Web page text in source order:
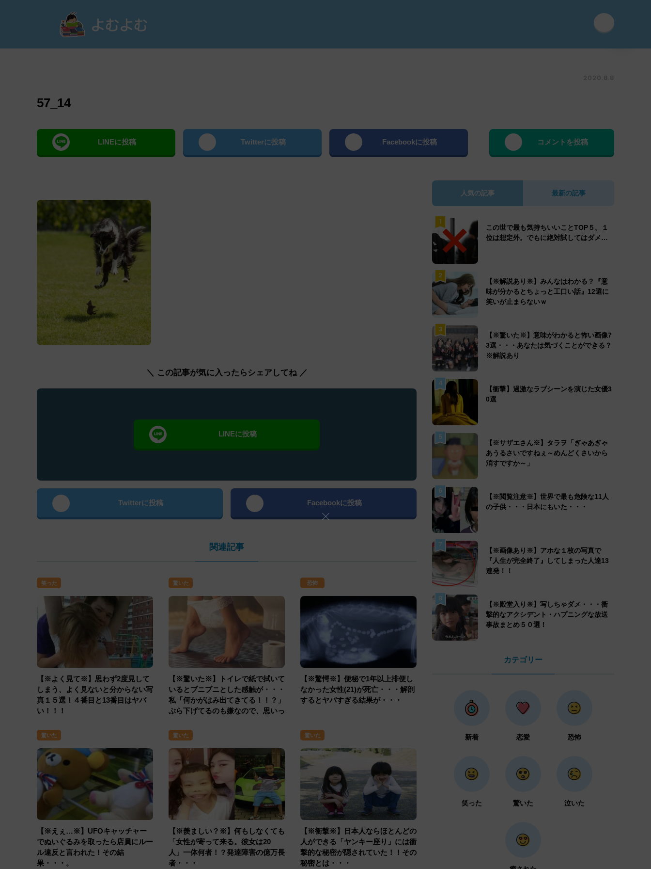
2020.8.8
57_14
LINEに投稿 Twitterに投稿 Facebookに投稿 コメントを投稿
＼ この記事が気に入ったらシェアしてね ／
LINEに投稿
Twitterに投稿 Facebookに投稿
関連記事
笑った
【※よく見て※】思わず2度見して
しまう、よく見ないと分からない写
真１５選！４番目と13番目はヤバ
い！！！
驚いた
【※驚いた※】トイレで紙で拭いて
いるとブニブニとした感触が・・・
私「何かがはみ出てきてる！！？」
ぶら下げてるのも嫌なので、思いっ
恐怖
【※驚愕※】便秘で1年以上排便し
なかった女性(21)が死亡・・・解剖
するとヤバすぎる結果が・・・
驚いた
【※えぇ…※】UFOキャッチャー
でぬいぐるみを取ったら店員にルー
ル違反と言われた！その結
果・・・。
驚いた
【※羨ましい？※】何もしなくても
「女性が寄って来る。彼女は20
人」一体何者！？発達障害の億万長
者・・・
驚いた
【※衝撃※】日本人ならほとんどの
人ができる「ヤンキー座り」には衝
撃的な秘密が隠されていた！！その
秘密とは・・・
人気の記事 最新の記事
1
この世で最も気持ちいいことTOP５。１
位は想定外。でもに絶対試してはダメ…
2
【※解説あり※】みんなはわかる？『意
味が分かるとちょっと工口い話』12選に
笑いが止まらないｗ
3
【※驚いた※】意味がわかると怖い画像7
3選・・・あなたは気づくことができる？
※解説あり
4
【衝撃】過激なラブシーンを演じた女優3
0選
5
【※サザエさん※】タラヲ「ぎゃあぎゃ
あうるさいですねぇ～めんどくさいから
消すですか～」
6
【※閲覧注意※】世界で最も危険な11人
の子供・・・日本にもいた・・・
7
【※画像あり※】アホな１枚の写真で
『人生が完全終了』してしまった人達13
連発！！
8
【※殿堂入り※】写しちゃダメ・・・衝
撃的なアクシデント・ハプニングな放送
事故まとめ５０選！
カテゴリー
新着 恋愛 恐怖
笑った 驚いた 泣いた